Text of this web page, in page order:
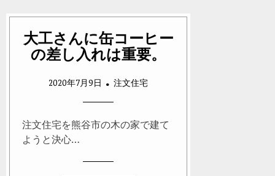
大工さんに缶コーヒー
の差し入れは重要。
2020年7月9日 注文住宅
注文住宅を熊谷市の木の家で建て
ようと決心…